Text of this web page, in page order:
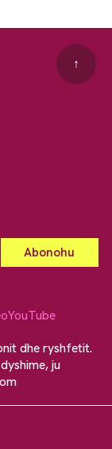
↑
YouTube
dhe ryshfetit.
ju